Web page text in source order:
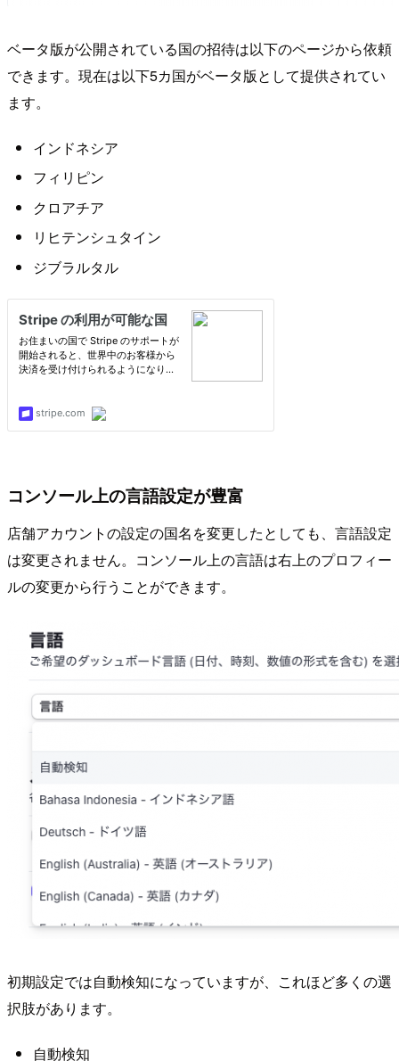
ベータ版が公開されている国の招待は以下のページから依頼
できます。現在は以下5カ国がベータ版として提供されてい
ます。
インドネシア
フィリピン
クロアチア
リヒテンシュタイン
ジブラルタル
コンソール上の言語設定が豊富
店舗アカウントの設定の国名を変更したとしても、言語設定
は変更されません。コンソール上の言語は右上のプロフィー
ルの変更から行うことができます。
初期設定では自動検知になっていますが、これほど多くの選
択肢があります。
自動検知